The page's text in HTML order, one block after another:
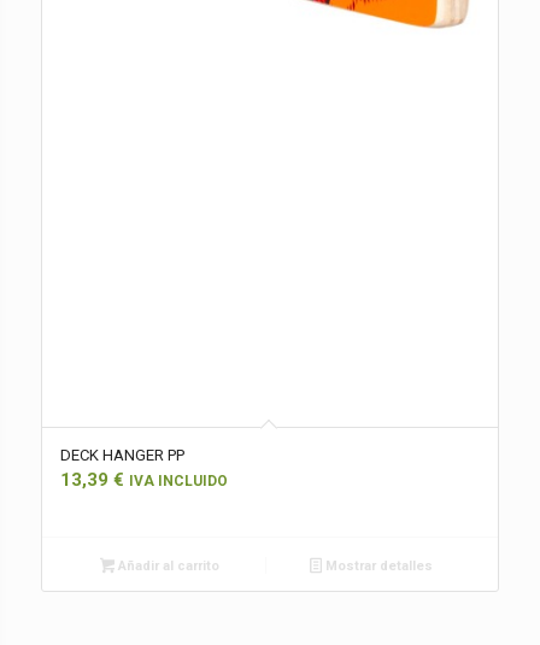
DECK HANGER PP
13,39 € IVA INCLUIDO
Añadir al carrito Mostrar detalles